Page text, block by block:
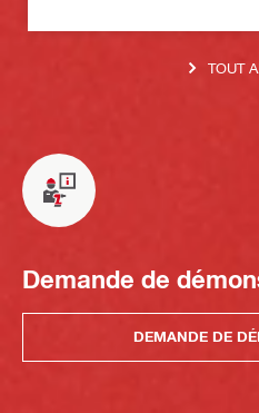
TOUT
Demande de
DEMANDE DE